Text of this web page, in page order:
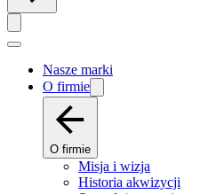
Nasze marki
O firmie
O firmie
Misja i wizja
Historia akwizycji